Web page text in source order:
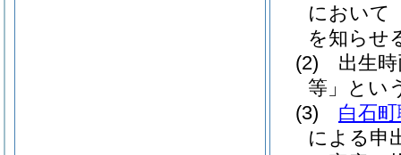
において
を知らせ
(2)
出生
等」とい
(3)
白石
による申